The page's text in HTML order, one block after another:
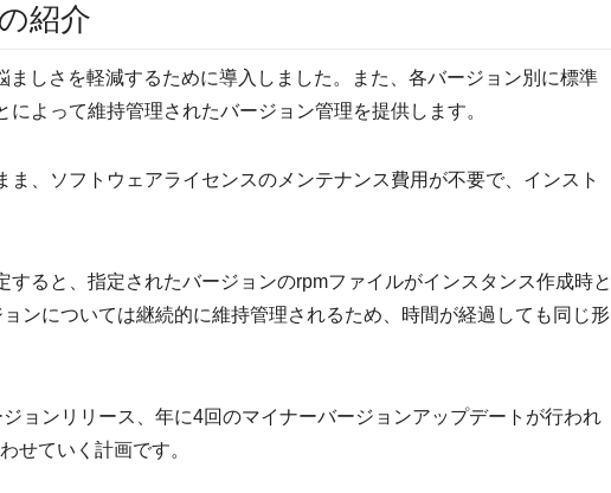
紹介
しさを軽減するために導入しました。また、各バージョン別に標準
よって維持管理されたバージョン管理を提供します。
、ソフトウェアライセンスのメンテナンス費用が不要で、インスト
ると、指定されたバージョンのrpmファイルがインスタンス作成時と
ンについては継続的に維持管理されるため、時間が経過しても同じ形
ョンリリース、年に4回のマイナーバージョンアップデートが行われ
せていく計画です。